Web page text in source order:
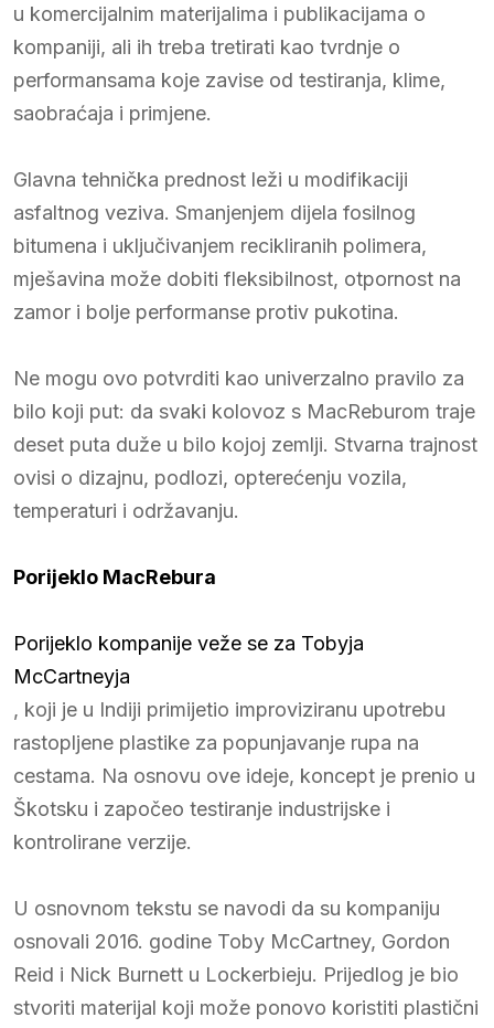
u komercijalnim materijalima i publikacijama o
kompaniji, ali ih treba tretirati kao tvrdnje o
performansama koje zavise od testiranja, klime,
saobraćaja i primjene.
Glavna tehnička prednost leži u modifikaciji
asfaltnog veziva. Smanjenjem dijela fosilnog
bitumena i uključivanjem recikliranih polimera,
mješavina može dobiti fleksibilnost, otpornost na
zamor i bolje performanse protiv pukotina.
Ne mogu ovo potvrditi kao univerzalno pravilo za
bilo koji put: da svaki kolovoz s MacReburom traje
deset puta duže u bilo kojoj zemlji. Stvarna trajnost
ovisi o dizajnu, podlozi, opterećenju vozila,
temperaturi i održavanju.
Porijeklo MacRebura
Porijeklo kompanije veže se za Tobyja
McCartneyja
, koji je u Indiji primijetio improviziranu upotrebu
rastopljene plastike za popunjavanje rupa na
cestama. Na osnovu ove ideje, koncept je prenio u
Škotsku i započeo testiranje industrijske i
kontrolirane verzije.
U osnovnom tekstu se navodi da su kompaniju
osnovali 2016. godine Toby McCartney, Gordon
Reid i Nick Burnett u Lockerbieju. Prijedlog je bio
stvoriti materijal koji može ponovo koristiti plastični